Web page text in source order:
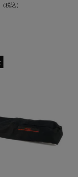
（税込）